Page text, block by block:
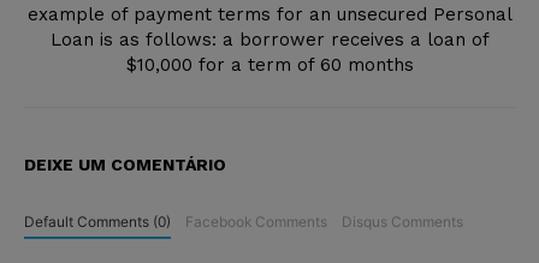
example of payment terms for an unsecured Personal
Loan is as follows: a borrower receives a loan of
$10,000 for a term of 60 months
DEIXE UM COMENTÁRIO
Default Comments (0) Facebook Comments Disqus Comments